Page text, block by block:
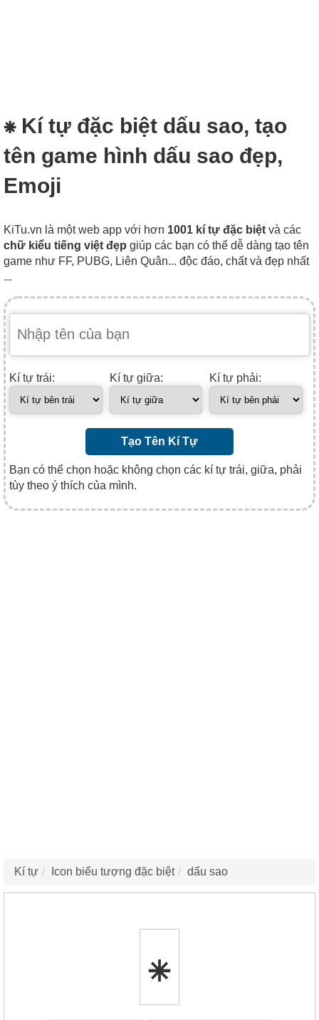
⁕ Kí tự đặc biệt dấu sao, tạo
tên game hình dấu sao đẹp,
Emoji
KiTu.vn là một web app với hơn 1001 kí tự đặc biệt và các
chữ kiểu tiếng việt đẹp giúp các bạn có thể dễ dàng tạo tên
game như FF, PUBG, Liên Quân... độc đáo, chất và đẹp nhất
...
Kí tự trái: Kí tự giữa: Kí tự phải:
Tạo Tên Kí Tự
Bạn có thể chọn hoặc không chọn các kí tự trái, giữa, phải
tùy theo ý thích của mình.
Kí tự Icon biểu tượng đặc biệt dấu sao
⁕